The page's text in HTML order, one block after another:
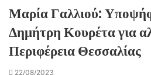
Μαρία Γαλλιού:
Δημήτρη Κουρέτα για
Περιφέρεια Θεσσαλίας
22/08/2023